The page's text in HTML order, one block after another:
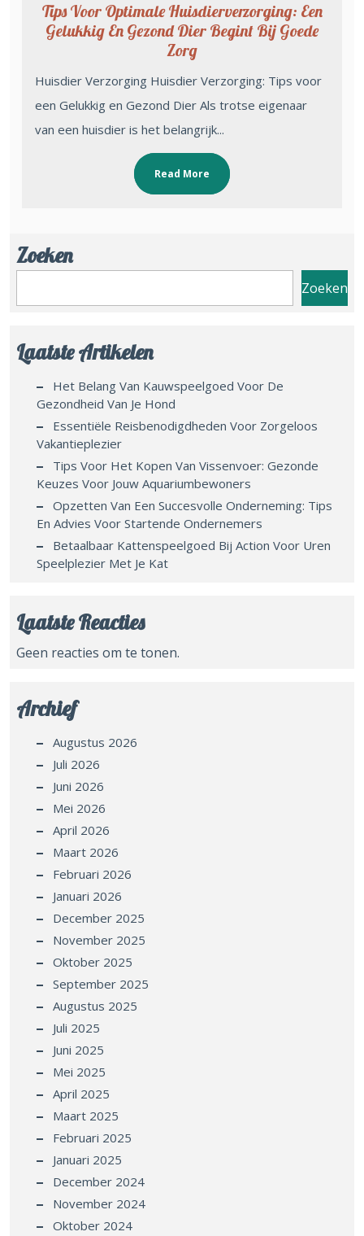
Tips Voor Optimale Huisdierverzorging: Een
Gelukkig En Gezond Dier Begint Bij Goede
Zorg
Huisdier Verzorging Huisdier Verzorging: Tips voor
een Gelukkig en Gezond Dier Als trotse eigenaar
van een huisdier is het belangrijk...
Read More
Zoeken
Zoeken
Laatste Artikelen
Het Belang Van Kauwspeelgoed Voor De
Gezondheid Van Je Hond
Essentiële Reisbenodigdheden Voor Zorgeloos
Vakantieplezier
Tips Voor Het Kopen Van Vissenvoer: Gezonde
Keuzes Voor Jouw Aquariumbewoners
Opzetten Van Een Succesvolle Onderneming: Tips
En Advies Voor Startende Ondernemers
Betaalbaar Kattenspeelgoed Bij Action Voor Uren
Speelplezier Met Je Kat
Laatste Reacties
Geen reacties om te tonen.
Archief
Augustus 2026
Juli 2026
Juni 2026
Mei 2026
April 2026
Maart 2026
Februari 2026
Januari 2026
December 2025
November 2025
Oktober 2025
September 2025
Augustus 2025
Juli 2025
Juni 2025
Mei 2025
April 2025
Maart 2025
Februari 2025
Januari 2025
December 2024
November 2024
Oktober 2024